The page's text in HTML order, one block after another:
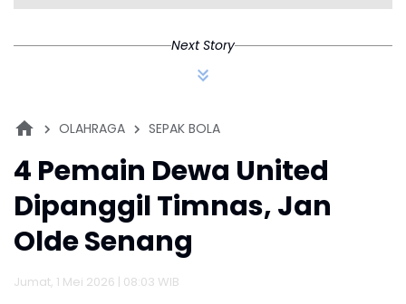
Next Story
OLAHRAGA SEPAK BOLA
4 Pemain Dewa United
Dipanggil Timnas, Jan
Olde Senang
Jumat, 1 Mei 2026 | 08:03 WIB